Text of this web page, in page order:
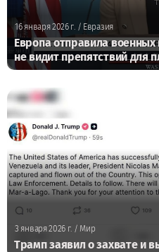
16 января 2026 г./ Евразия
Европа отправила
не видит препятствий для
3 января 2026 г. / Мир
Трамп заявил о захвате и